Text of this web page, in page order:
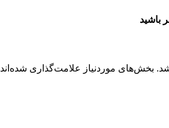
باشید
بخش‌های موردنیاز علامت‌گذاری شده‌اند